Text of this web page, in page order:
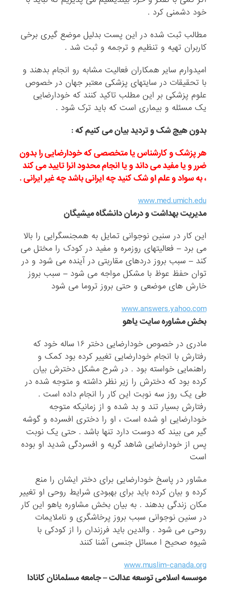
خود دشمنی کرد .
مطالب ثبت شده در این پست بدلیل موضع گیری برخی
کاربران تهیه و تنظیم و ترجمه و ثبت شد .
امیدوارم سایر همکاران فعالیت مشابه رو انجام بدهند و
با تحقیقات در سایتهای پزشکی معتبر جهان در خصوص
علوم پزشکی بر این مطلب تاکید کنند که خودارضایی
یک مسئله و بیماری است که باید ترک شود .
بدون هیچ شک و تردید بیان می کنیم که :
هر پزشک و کارشناس یا متخصصی که خودارضایی را بدون
ضرر و یا مفید می داند و یا انجام محدود انرا تایید می کند
، به سواد و علم او شک کنید چه ایرانی باشد چه غیر ایرانی .
www.med.umich.edu
مدیریت بهداشت و درمان دانشگاه میشیگان
این کار در سنین نوجوانی تمایل به همجنسگرایی را بالا
می برد – فعالیتهای روزمره و مفید در کودک را مختل می
کند – سبب بروز دردهای مقاربتی در آینده می شود و در
توان حفظ عوظ با مشکل مواجه می شود – سبب بروز
خارش های موضعی و حتی بروز تروما می شود
www.answers.yahoo.com
بخش مشاوره سایت یاهو
مادری در خصوص خودارضایی دختر ۱۶ ساله خود که
رفتارش با انجام خودارضایی تغییر کرده بود کمک و
راهنمایی خواسته بود . در شرح مشکل دخترش بیان
کرده بود که دخترش را زیر نظر داشته و متوجه شده در
طی یک روز سه نوبت این کار را انجام داده است .
رفتارش بسیار تند و بد شده و از زمانیکه متوجه
خودارضایی او شده است ، او را دختری افسرده و گوشه
گیر می بیند که دوست دارد تنها باشد . حتی یک نوبت
پس از خودارضایی شاهد گریه و افسردگی شدید او بوده
است
مشاور در پاسخ خودارضایی برای دختر ایشان را منع
کرده و بیان کرده باید برای بهبودی شرایط روحی او تغییر
مکان زندگی بدهند . به بیان بخش مشاوره یاهو این کار
در سنین نوجوانی سبب بروز پرخاشگری و ناملایمات
روحی می شود . والدین باید فرزندان را از کودکی با
شیوه صحیح ا مسائل جنسی آشنا کنند
www.muslim-canada.org
موسسه اسلامی توسعه عدالت – جامعه مسلمانان کانادا